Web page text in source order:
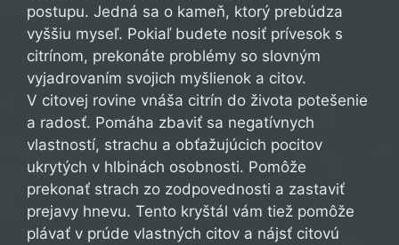
postupu. Jedná sa o kameň, ktorý prebúdza
vyššiu myseľ. Pokiaľ budete nosiť prívesok s
citrínom, prekonáte problémy so slovným
vyjadrovaním svojich myšlienok a citov.
V citovej rovine vnáša citrín do života potešenie
a radosť. Pomáha zbaviť sa negatívnych
vlastností, strachu a obťažujúcich pocitov
ukrytých v hlbinách osobnosti. Pomôže
prekonať strach zo zodpovednosti a zastaviť
prejavy hnevu. Tento kryštál vám tiež pomôže
plávať v prúde vlastných citov a nájsť citovú